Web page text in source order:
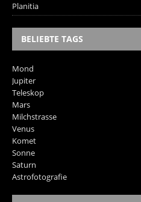
Planitia
BELIEBTE TAGS
Mond
Jupiter
Teleskop
Mars
Milchstrasse
Venus
Komet
Sonne
Saturn
Astrofotografie